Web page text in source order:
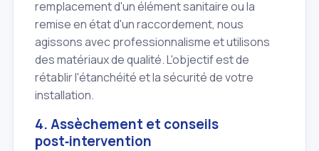
remplacement d'un élément sanitaire ou la
remise en état d'un raccordement, nous
agissons avec professionnalisme et utilisons
des matériaux de qualité. L'objectif est de
rétablir l'étanchéité et la sécurité de votre
installation.
4. Assèchement et conseils
post‑intervention